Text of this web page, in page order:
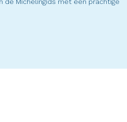
de Michelingids met een prachtige